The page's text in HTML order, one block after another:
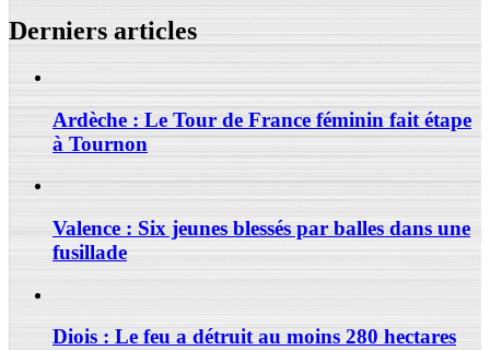
Derniers articles
Ardèche : Le Tour de France féminin fait étape
à Tournon
Valence : Six jeunes blessés par balles dans une
fusillade
Diois : Le feu a détruit au moins 280 hectares